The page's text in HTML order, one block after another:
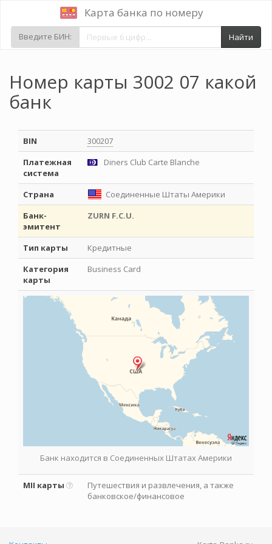
Карта банка по номеру
Введите БИН: Найти
Номер карты 3002 07 какой
банк
BIN
300207
Платежная
система
Diners Club Carte Blanche
Страна
Соединенные Штаты Америки
Банк-
эмитент
ZURN F.C.U.
Тип карты
Кредитные
Категория
карты
Business Card
Банк находится в Соединенных Штатах Америки
MII карты
Путешествия и развлечения, а также
банковское/финансовое